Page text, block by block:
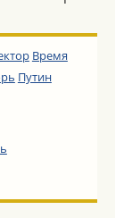
Время
Путин